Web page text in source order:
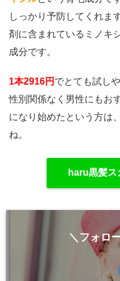
しっかり予防してくれま
剤に含まれているミノキ
成分です。
1本2916円 でとても試し
性別関係なく男性にもお
になり始めたという方は
ね。
haru黒髪ス
＼フォロ